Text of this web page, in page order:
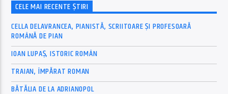
CELE MAI RECENTE ȘTIRI
CELLA DELAVRANCEA, PIANISTĂ, SCRIITOARE ȘI PROFESOARĂ
ROMÂNĂ DE PIAN
IOAN LUPAȘ, ISTORIC ROMÂN
TRAIAN, ÎMPĂRAT ROMAN
BĂTĂLIA DE LA ADRIANOPOL